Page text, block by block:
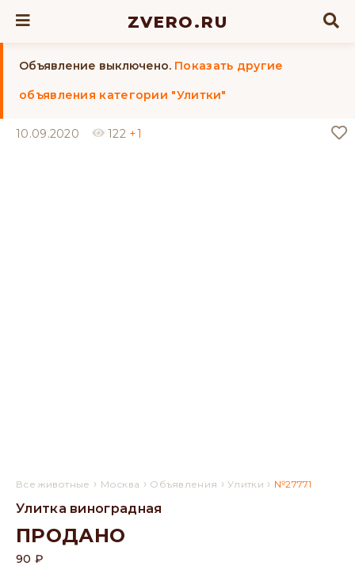
ZVERO.RU
Объявление выключено. Показать другие
объявления категории "Улитки"
10.09.2020 122 +1
Все животные › Москва › Объявления ›Улитки › №27771
Улитка виноградная
ПРОДАНО
90 ₽